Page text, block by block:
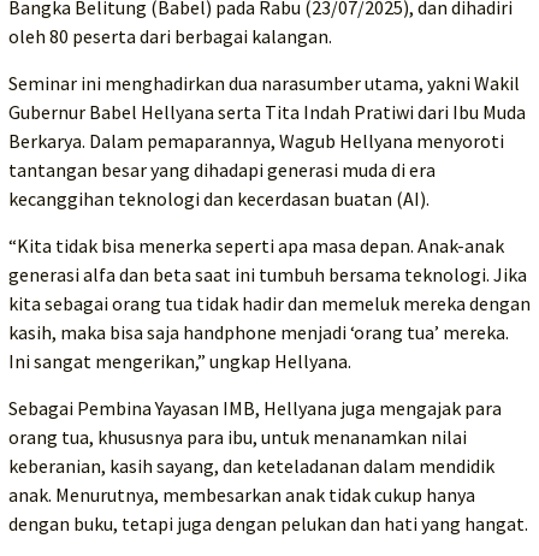
Bangka Belitung (Babel) pada Rabu (23/07/2025), dan dihadiri
oleh 80 peserta dari berbagai kalangan.
Seminar ini menghadirkan dua narasumber utama, yakni Wakil
Gubernur Babel Hellyana serta Tita Indah Pratiwi dari Ibu Muda
Berkarya. Dalam pemaparannya, Wagub Hellyana menyoroti
tantangan besar yang dihadapi generasi muda di era
kecanggihan teknologi dan kecerdasan buatan (AI).
“Kita tidak bisa menerka seperti apa masa depan. Anak-anak
generasi alfa dan beta saat ini tumbuh bersama teknologi. Jika
kita sebagai orang tua tidak hadir dan memeluk mereka dengan
kasih, maka bisa saja handphone menjadi ‘orang tua’ mereka.
Ini sangat mengerikan,” ungkap Hellyana.
Sebagai Pembina Yayasan IMB, Hellyana juga mengajak para
orang tua, khususnya para ibu, untuk menanamkan nilai
keberanian, kasih sayang, dan keteladanan dalam mendidik
anak. Menurutnya, membesarkan anak tidak cukup hanya
dengan buku, tetapi juga dengan pelukan dan hati yang hangat.